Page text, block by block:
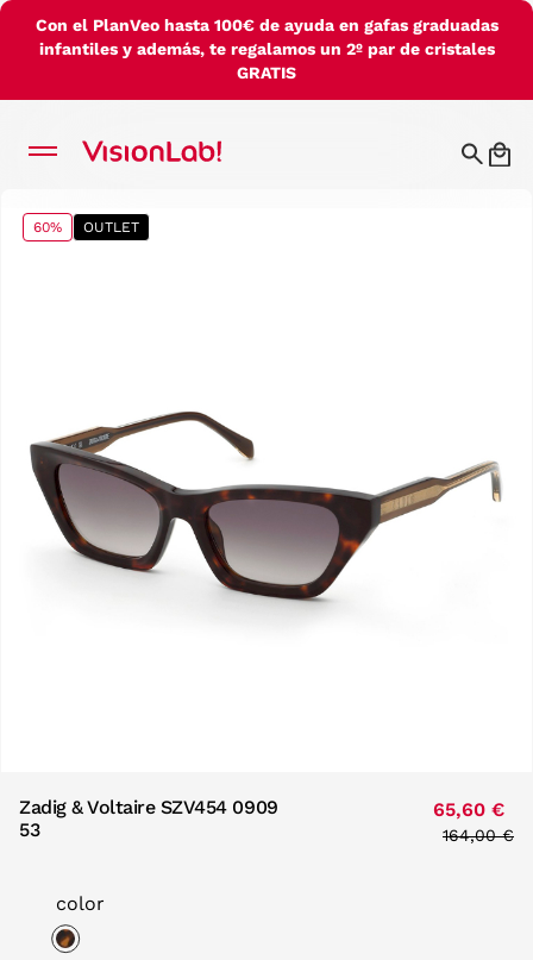
Con el PlanVeo hasta 100€ de ayuda en gafas graduadas
infantiles y además, te regalamos un 2º par de cristales
GRATIS
60% OUTLET
Zadig & Voltaire SZV454 0909
53
65,60 €
Price
164,00 €
color